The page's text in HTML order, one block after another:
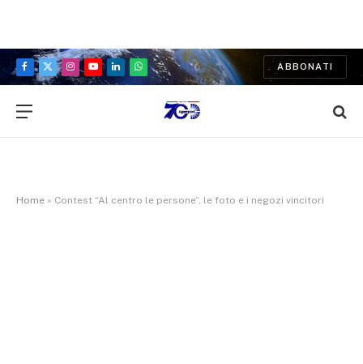
Facebook
X
Instagram
YouTubeLinkedInWhatsApp
ABBONATI
Home » Contest “Al centro le persone”, le foto e i negozi vincitori